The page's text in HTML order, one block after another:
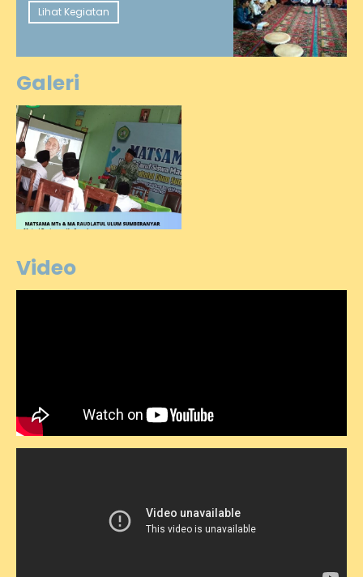
Lihat Kegiatan
Galeri
Video